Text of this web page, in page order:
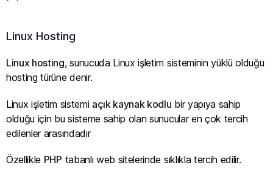
Linux Hosting
Linux hosting, sunucuda Linux işletim sisteminin yüklü olduğu
hosting türüne denir.
Linux işletim sistemi açık kaynak kodlu bir yapıya sahip
olduğu için bu sisteme sahip olan sunucular en çok tercih
edilenler arasındadır
Özellikle PHP tabanlı web sitelerinde sıklıkla tercih edilir.